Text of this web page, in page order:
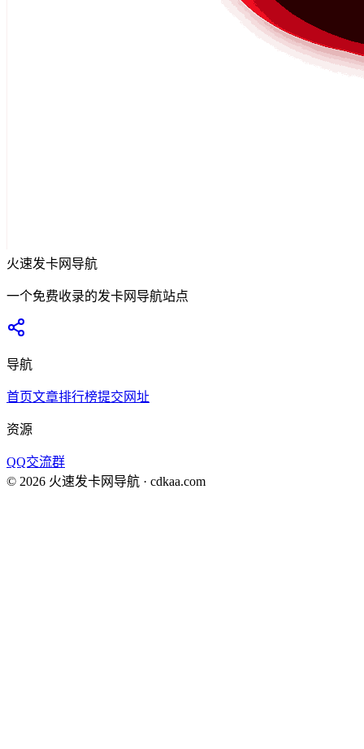
火速发卡网导航
一个免费收录的发卡网导航站点
导航
首页文章排行榜提交网址
资源
QQ交流群
© 2026 火速发卡网导航 · cdkaa.com